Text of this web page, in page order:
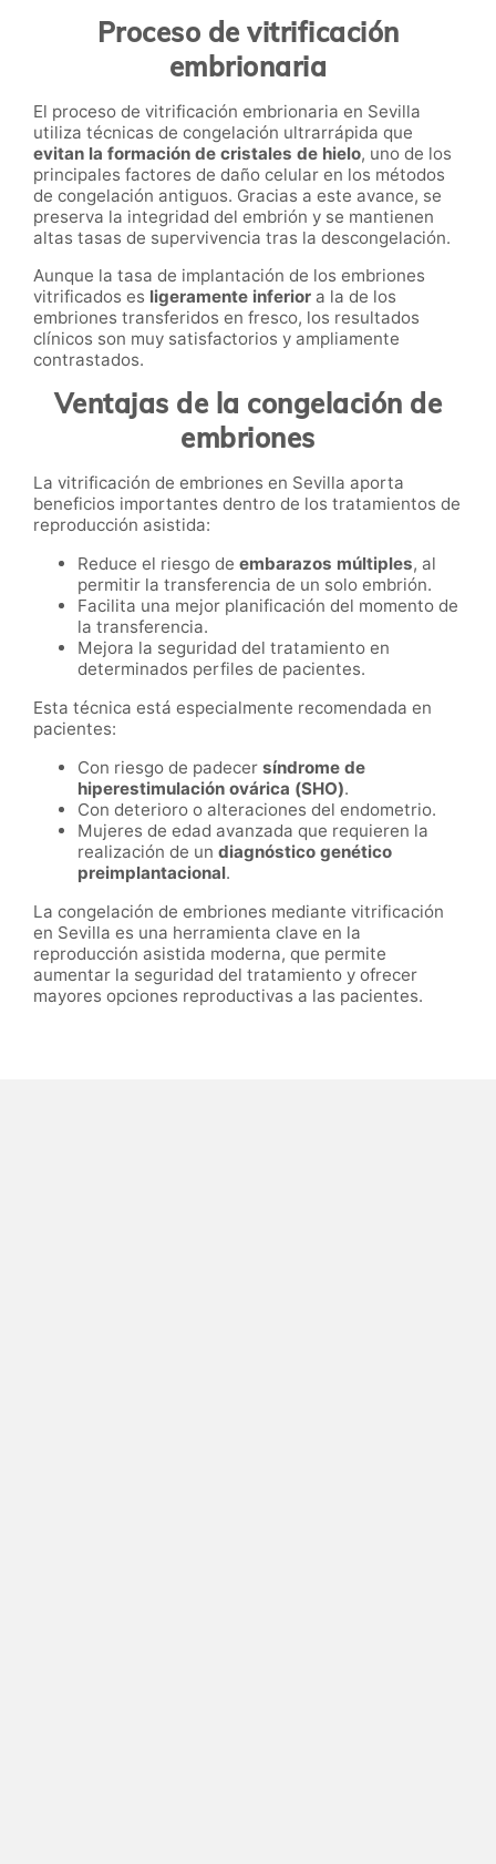
Proceso de vitrificación
embrionaria
El proceso de vitrificación embrionaria en Sevilla
utiliza técnicas de congelación ultrarrápida que
evitan la formación de cristales de hielo, uno de los
principales factores de daño celular en los métodos
de congelación antiguos. Gracias a este avance, se
preserva la integridad del embrión y se mantienen
altas tasas de supervivencia tras la descongelación.
Aunque la tasa de implantación de los embriones
vitrificados es ligeramente inferior a la de los
embriones transferidos en fresco, los resultados
clínicos son muy satisfactorios y ampliamente
contrastados.
Ventajas de la congelación de
embriones
La vitrificación de embriones en Sevilla aporta
beneficios importantes dentro de los tratamientos de
reproducción asistida:
Reduce el riesgo de embarazos múltiples, al
permitir la transferencia de un solo embrión.
Facilita una mejor planificación del momento de
la transferencia.
Mejora la seguridad del tratamiento en
determinados perfiles de pacientes.
Esta técnica está especialmente recomendada en
pacientes:
Con riesgo de padecer síndrome de
hiperestimulación ovárica (SHO).
Con deterioro o alteraciones del endometrio.
Mujeres de edad avanzada que requieren la
realización de un diagnóstico genético
preimplantacional.
La congelación de embriones mediante vitrificación
en Sevilla es una herramienta clave en la
reproducción asistida moderna, que permite
aumentar la seguridad del tratamiento y ofrecer
mayores opciones reproductivas a las pacientes.